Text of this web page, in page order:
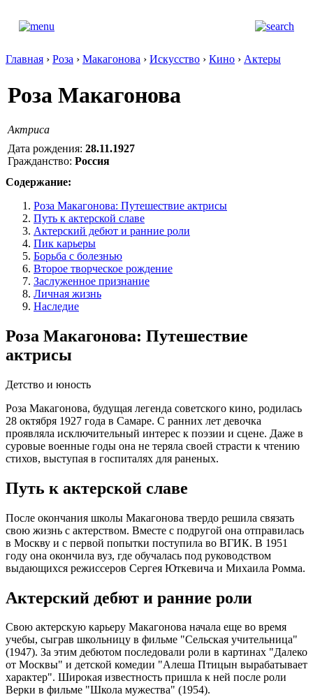
Главная › Роза › Макагонова › Искусство › Кино › Актеры
Роза Макагонова
Актриса
Дата рождения: 28.11.1927
Гражданство: Россия
Содержание:
Роза Макагонова: Путешествие актрисы
Путь к актерской славе
Актерский дебют и ранние роли
Пик карьеры
Борьба с болезнью
Второе творческое рождение
Заслуженное признание
Личная жизнь
Наследие
Роза Макагонова: Путешествие
актрисы
Детство и юность
Роза Макагонова, будущая легенда советского кино, родилась
28 октября 1927 года в Самаре. С ранних лет девочка
проявляла исключительный интерес к поэзии и сцене. Даже в
суровые военные годы она не теряла своей страсти к чтению
стихов, выступая в госпиталях для раненых.
Путь к актерской славе
После окончания школы Макагонова твердо решила связать
свою жизнь с актерством. Вместе с подругой она отправилась
в Москву и с первой попытки поступила во ВГИК. В 1951
году она окончила вуз, где обучалась под руководством
выдающихся режиссеров Сергея Юткевича и Михаила Ромма.
Актерский дебют и ранние роли
Свою актерскую карьеру Макагонова начала еще во время
учебы, сыграв школьницу в фильме "Сельская учительница"
(1947). За этим дебютом последовали роли в картинах "Далеко
от Москвы" и детской комедии "Алеша Птицын вырабатывает
характер". Широкая известность пришла к ней после роли
Верки в фильме "Школа мужества" (1954).